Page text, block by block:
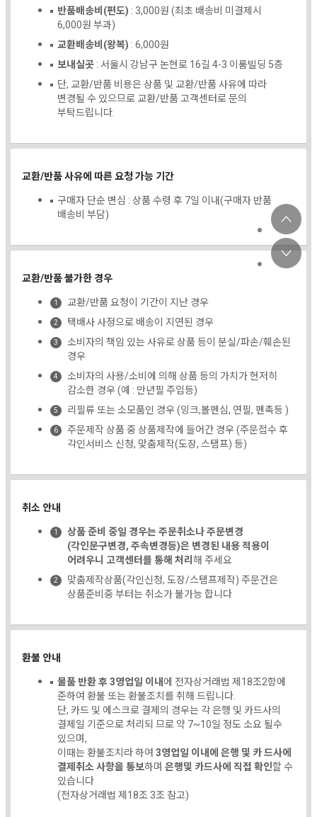
반품배송비(편도) : 3,000원 (최초 배송비 미결제시
6,000원 부과)
교환배송비(왕복) : 6,000원
보내실곳: 서울시 강남구 논현로 16길 4-3 이룸빌딩 5층
단, 교환/반품 비용은 상품 및 교환/반품 사유에 따라
변경될 수 있으므로 교환/반품 고객센터로 문의
부탁드립니다.
교환/반품 사유에 따른 요청 가능 기간
구매자 단순 변심 : 상품 수령 후 7일 이내(구매자 반품
배송비 부담)
교환/반품 불가한 경우
교환/반품 요청이 기간이 지난 경우
택배사 사정으로 배송이 지연된 경우
소비자의 책임 있는 사유로 상품 등이 분실/파손/훼손된
경우
소비자의 사용/소비에 의해 상품 등의 가치가 현저히
감소한 경우 (예 : 만년필 주입등)
리필류 또는 소모품인 경우 (잉크,볼펜심, 연필, 펜촉등 )
주문제작 상품 중 상품제작에 들어간 경우 (주문접수 후
각인서비스 신청, 맞춤제작(도장, 스탬프) 등)
취소 안내
상품 준비 중일 경우는 주문취소나 주문변경
(각인문구변경, 주속변경등)은 변경된 내용 적용이
어려우니 고객센터를 통해 처리해 주세요
맞춤제작상품(각인신청, 도장/스탬프제작) 주문건은
상품준비중 부터는 취소가 불가능 합니다
환불 안내
물품 반환 후 3영업일 이내에 전자상거래법 제18조2항에
준하여 환불 또는 환불조치를 취해 드립니다.
단, 카드 및 에스크로 결제의 경우는 각 은행 및 카드사의
결제일 기준으로 처리되 므로 약 7~10일 정도 소요 될수
있으며,
이때는 환불조치라 하여3영업일 이내에 은행 및 카 드사에
결제취소 사항을 통보하며 은행및 카드사에 직접 확인할 수
있습니다
(전자상거래법 제18조 3조 참고)